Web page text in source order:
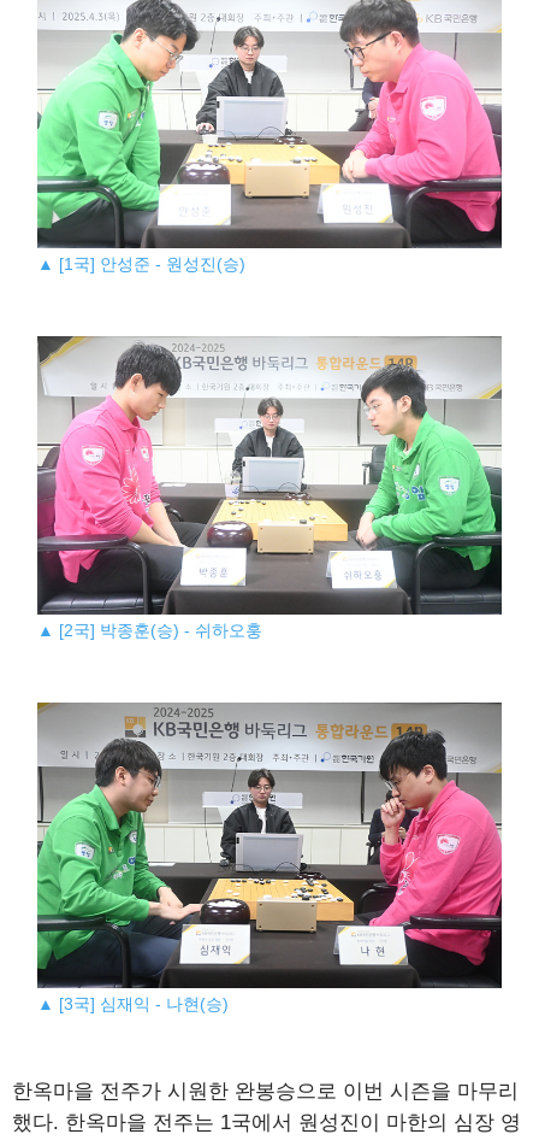
▲ [1국] 안성준 - 원성진(승)
▲ [2국] 박종훈(승) - 쉬하오훙
▲ [3국] 심재익 - 나현(승)
한옥마을 전주가 시원한 완봉승으로 이번 시즌을 마무리
했다. 한옥마을 전주는 1국에서 원성진이 마한의 심장 영